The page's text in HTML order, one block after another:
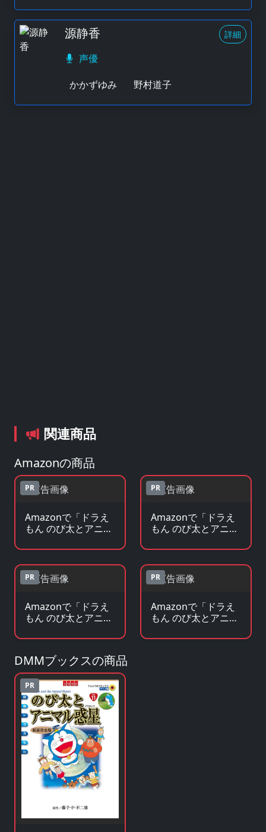
源静香 詳細
声優
かかずゆみ
野村道子
関連商品
Amazonの商品
PR
Amazonで「ドラえ
もん のび太とアニマ
DVDを見る
PR
Amazonで「ドラえ
もん のび太とアニマ
ックを見る
PR
Amazonで「ドラえ
もん のび太とアニマ
説・ラノベを見る
PR
Amazonで「ドラえ
もん のび太とアニマ
フィギュアを見る
DMMブックスの商品
PR